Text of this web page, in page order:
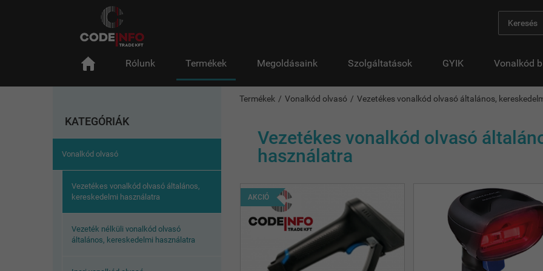
Rólunk Termékek Megoldásaink Szolgáltatások GYIK Vonalkód
KATEGÓRIÁK
Vonalkód olvasó
Vezetékes vonalkód olvasó általános,
kereskedelmi használatra
Vezeték nélküli vonalkód olvasó
általános, kereskedelmi használatra
Termékek Vonalkód olvasó Vezetékes vonalkód olvasó általános,
Vezetékes vonalkód olvasó
használatra
AKCIÓ